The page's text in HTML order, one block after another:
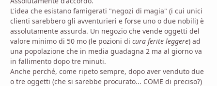
L'idea che esistano famigerati "negozi di magia" (i cui unici
clienti sarebbero gli avventurieri e forse uno o due nobili) è
assolutamente assurda. Un negozio che vende oggetti del
valore minimo di 50 mo (le pozioni di cura ferite leggere) ad
una popolazione che in media guadagna 2 ma al giorno va
in fallimento dopo tre minuti.
Anche perché, come ripeto sempre, dopo aver venduto due
o tre oggetti (che si sarebbe procurato... COME di preciso?)